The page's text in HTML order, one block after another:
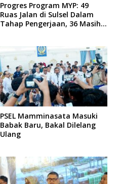
Progres Program MYP: 49
Ruas Jalan di Sulsel Dalam
Tahap Pengerjaan, 36 Masih
PSEL Mamminasata Masuki
Babak Baru, Bakal Dilelang
Ulang